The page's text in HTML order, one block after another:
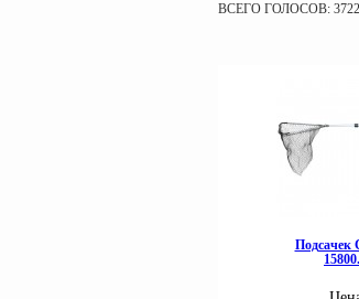
ВСЕГО ГОЛОСОВ: